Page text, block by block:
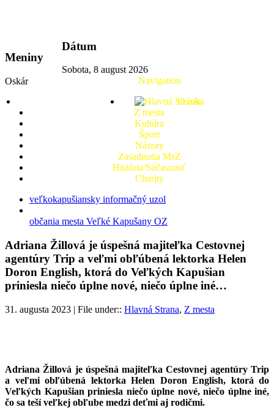
Meniny
Oskár
Dátum
Sobota, 8 august 2026
Navigation
O nás
Z mesta
Kultúra
Šport
Názory
Zasadnutia MsZ
História/Súčasnosť
Charity
veľkokapušiansky informačný uzol
občania mesta Veľké Kapušany OZ
Adriana Žillová je úspešná majiteľka Cestovnej
agentúry Trip a veľmi obľúbená lektorka Helen
Doron English, ktorá do Veľkých Kapušian
priniesla niečo úplne nové, niečo úplne iné…
31. augusta 2023 | File under:: Hlavná Strana, Z mesta
Adriana Žillová je úspešná majiteľka Cestovnej agentúry Trip
a veľmi obľúbená lektorka Helen Doron English, ktorá do
Veľkých Kapušian priniesla niečo úplne nové, niečo úplne iné,
čo sa teší veľkej obľube medzi deťmi aj rodičmi.